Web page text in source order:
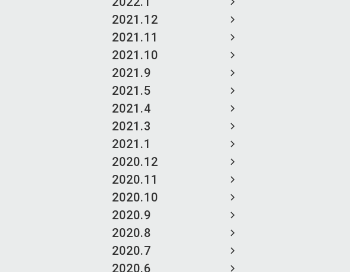
2021.12
2021.11
2021.10
2021.9
2021.5
2021.4
2021.3
2021.1
2020.12
2020.11
2020.10
2020.9
2020.8
2020.7
2020.6